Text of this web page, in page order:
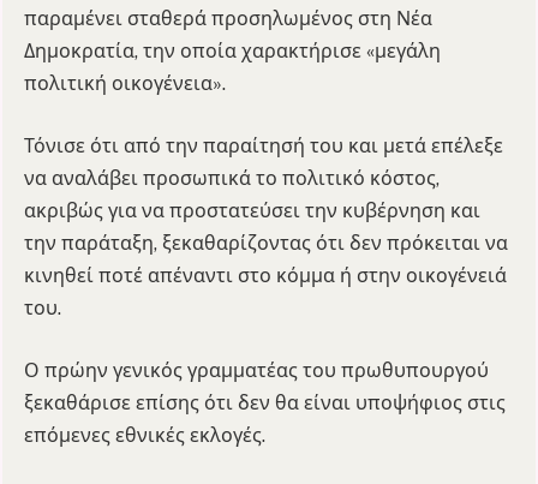
παραμένει σταθερά προσηλωμένος στη Νέα
Δημοκρατία, την οποία χαρακτήρισε «μεγάλη
πολιτική οικογένεια».
Τόνισε ότι από την παραίτησή του και μετά επέλεξε
να αναλάβει προσωπικά το πολιτικό κόστος,
ακριβώς για να προστατεύσει την κυβέρνηση και
την παράταξη, ξεκαθαρίζοντας ότι δεν πρόκειται να
κινηθεί ποτέ απέναντι στο κόμμα ή στην οικογένειά
του.
Ο πρώην γενικός γραμματέας του πρωθυπουργού
ξεκαθάρισε επίσης ότι δεν θα είναι υποψήφιος στις
επόμενες εθνικές εκλογές.